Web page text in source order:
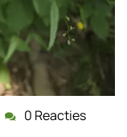
thegiftofnature
0 Reacties